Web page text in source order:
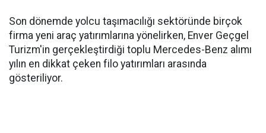
Son dönemde yolcu taşımacılığı sektöründe birçok
firma yeni araç yatırımlarına yönelirken, Enver Geçgel
Turizm'in gerçekleştirdiği toplu Mercedes-Benz alımı
yılın en dikkat çeken filo yatırımları arasında
gösteriliyor.